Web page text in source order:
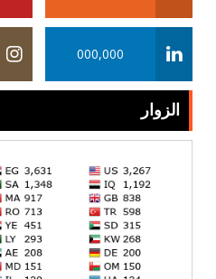
000,000
الزوار